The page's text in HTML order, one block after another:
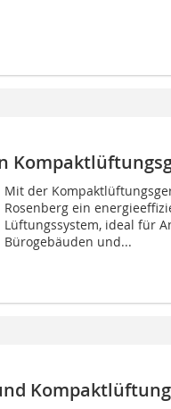
Mit der
Rosenberg ein
Lüftungssystem, ideal für
Bürogebäuden und...